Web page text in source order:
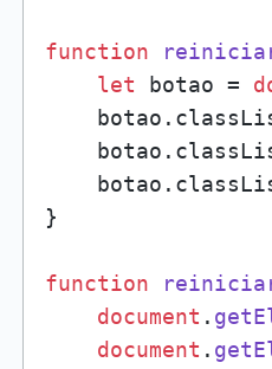
function
let botao =
    botao.
    botao.
    botao.
}
function
document .
document .